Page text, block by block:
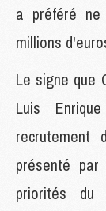
a préféré
millions
Le signe que
Luis
présenté
priorités